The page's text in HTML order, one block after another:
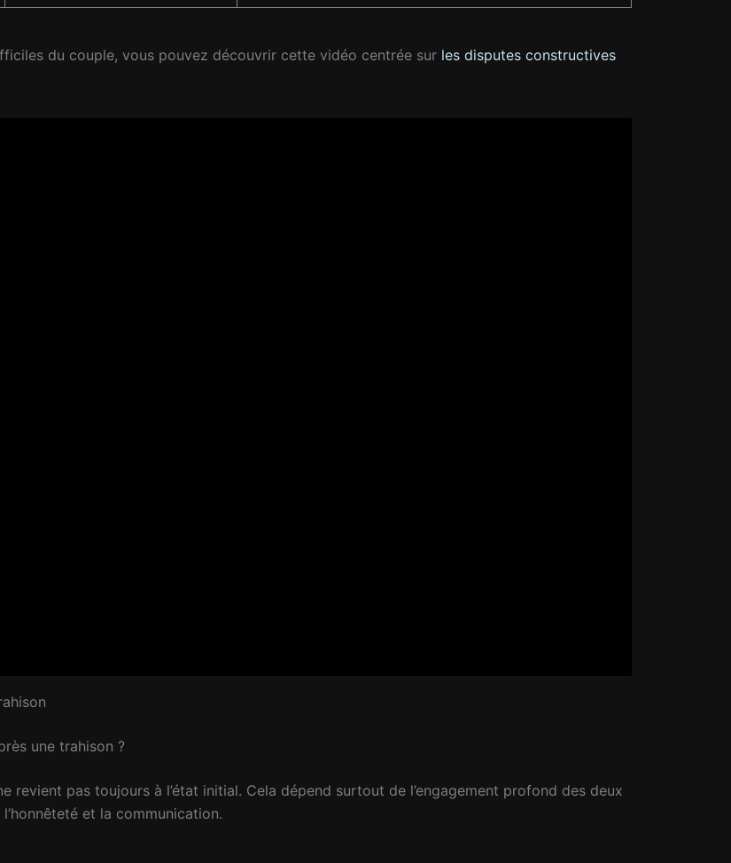
du couple, vous pouvez découvrir cette vidéo centrée sur les disputes constructives
une trahison ?
revient pas toujours à l’état initial. Cela dépend surtout de l’engagement profond des deux
et la communication.